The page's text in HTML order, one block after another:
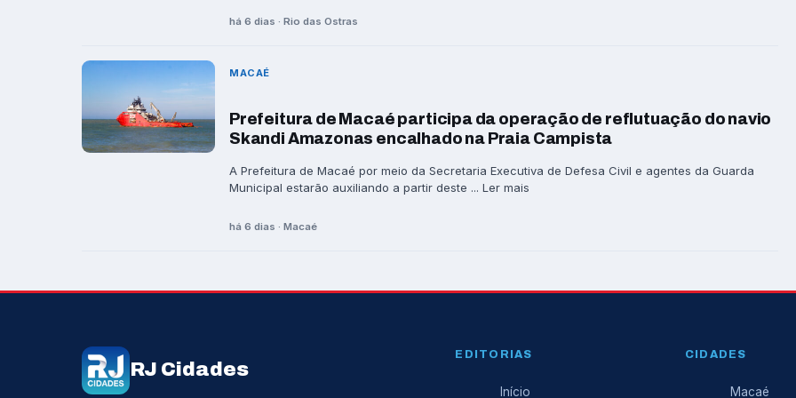
há 6 dias · Rio das Ostras
MACAÉ
Prefeitura de Macaé participa da operação de reflutuação do navio
Skandi Amazonas encalhado na Praia Campista
A Prefeitura de Macaé por meio da Secretaria Executiva de Defesa Civil e agentes da Guarda
Municipal estarão auxiliando a partir deste ... Ler mais
há 6 dias · Macaé
RJ Cidades
EDITORIAS
Início
CIDADES
Macaé